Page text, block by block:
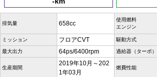
排気量 658cc
使用燃料
エンジン
ミッション フロアCVT 駆動方式
最大出力 64ps/6400rpm 過給器（ターボ）
生産期間
2019年10月～202
1年03月
燃費性能